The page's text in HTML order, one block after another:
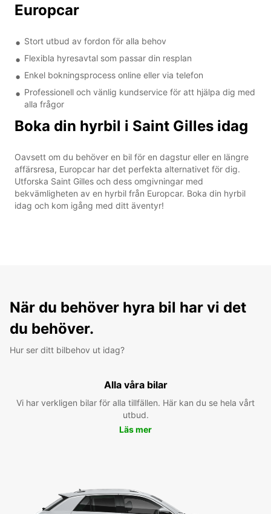
Europcar
Stort utbud av fordon för alla behov
Flexibla hyresavtal som passar din resplan
Enkel bokningsprocess online eller via telefon
Professionell och vänlig kundservice för att hjälpa dig med
alla frågor
Boka din hyrbil i Saint Gilles idag
Oavsett om du behöver en bil för en dagstur eller en längre
affärsresa, Europcar har det perfekta alternativet för dig.
Utforska Saint Gilles och dess omgivningar med
bekvämligheten av en hyrbil från Europcar. Boka din hyrbil
idag och kom igång med ditt äventyr!
När du behöver hyra bil har vi det
du behöver.
Hur ser ditt bilbehov ut idag?
Alla våra bilar
Vi har verkligen bilar för alla tillfällen. Här kan du se hela vårt
utbud.
Läs mer